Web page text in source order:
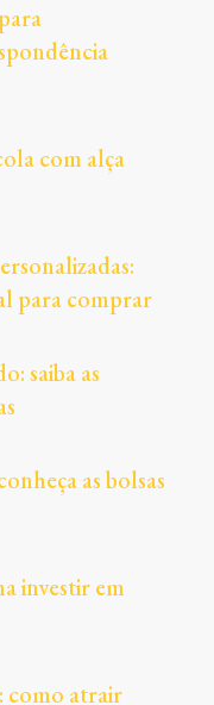
com alça
para comprar
saiba as
as bolsas
investir em
como atrair